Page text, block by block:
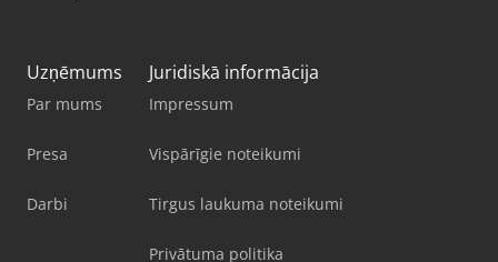
Uzņēmums
Par mums
Presa
Darbi
Juridiskā informācija
Impressum
Vispārīgie noteikumi
Tirgus laukuma noteikumi
Privātuma politika